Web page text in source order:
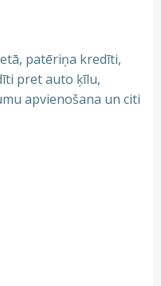
patēriņa kredīti,
pret auto ķīlu,
apvienošana un citi